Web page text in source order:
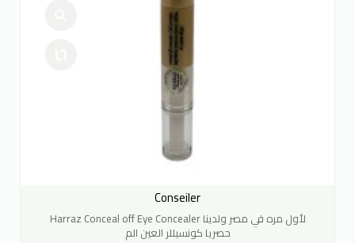
Conseiler
Harraz Conceal off Eye Concealer لأول مره في مصر ولدينا
حصريا كونسيللر العين الم